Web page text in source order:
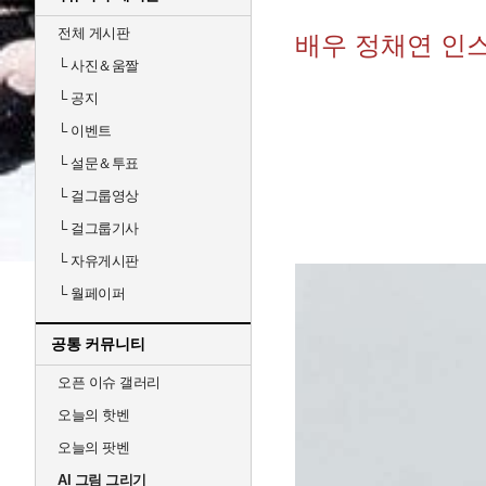
전체 게시판
└사진＆움짤
└공지
└이벤트
└설문＆투표
└걸그룹영상
└걸그룹기사
└자유게시판
└월페이퍼
공통 커뮤니티
오픈 이슈 갤러리
오늘의 핫벤
오늘의 팟벤
AI 그림 그리기
배우 정채연 인